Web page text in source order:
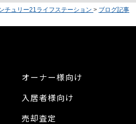
チュリー21ライフステーション > ブログ記事
オーナー様向け
入居者様向け
売却査定